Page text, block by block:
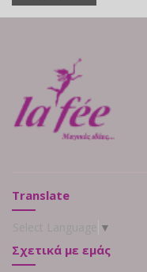
Translate
▼
Σχετικά με εμάς